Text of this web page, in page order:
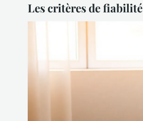
Les critères de